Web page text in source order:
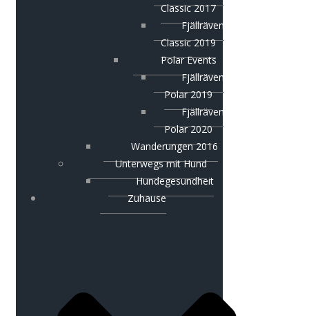
Classic 2017
Fjällräven
Classic 2019
Polar Events
Fjällräven
Polar 2019
Fjällräven
Polar 2020
Wanderungen 2016
Unterwegs mit Hund
Hundegesundheit
Zuhause